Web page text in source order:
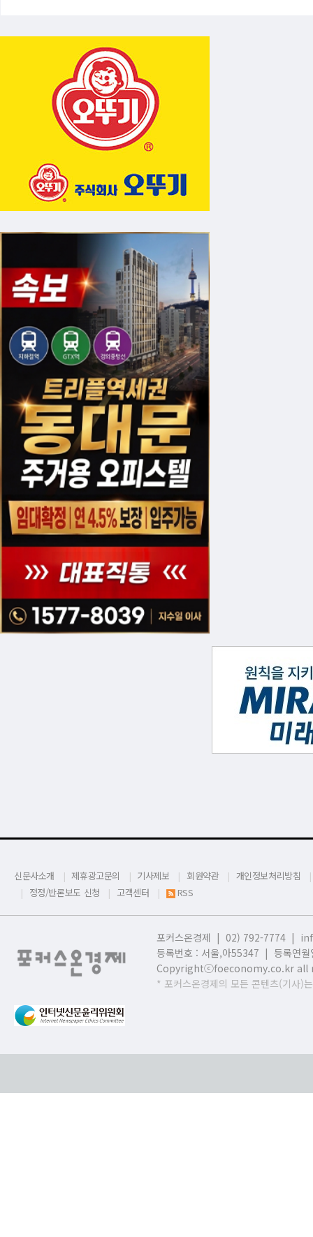
신문사소개 제휴광고문의 기사제보 회원약관
개인정보처리방침
정정/반론보도 신청
고객센터 RSS
포커스온경제 | 02) 792-7774 |
등록번호 : 서울,아55347 | 등록연
Copyrightⓒfoeconomy.co.kr all
* 포커스온경제의 모든 콘텐츠(기사)